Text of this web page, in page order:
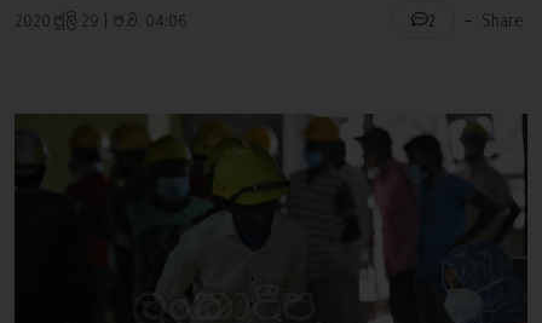
2020 ජූලි 29 | ප.ව. 04:06 2 - Share